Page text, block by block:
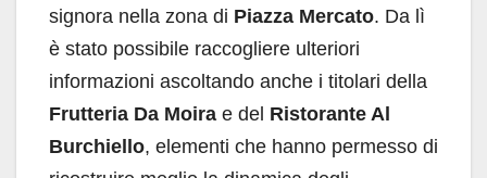
signora nella zona di Piazza Mercato. Da lì
è stato possibile raccogliere ulteriori
informazioni ascoltando anche i titolari della
Frutteria Da Moira e del Ristorante Al
Burchiello, elementi che hanno permesso di